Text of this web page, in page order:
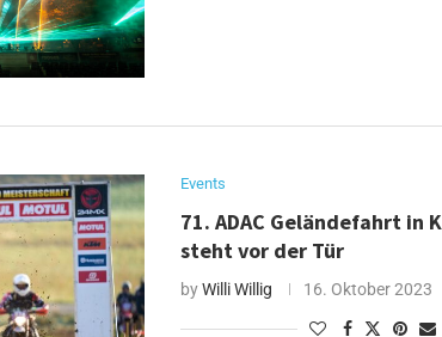
Events
71. ADAC Geländefahrt in
steht vor der Tür
byWilli Willig 16. Oktober 2023